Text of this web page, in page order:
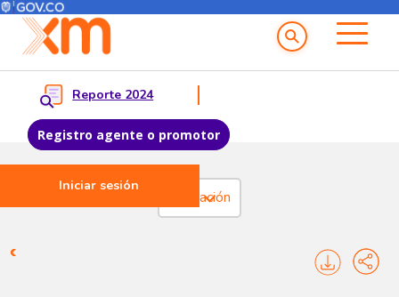
Pasar al contenido principal
Menú del Usuario
Reporte 2024
Registro agente o promotor
Iniciar sesión
Menu principal
Operación - Redespacho
Operación